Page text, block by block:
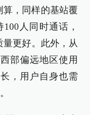
算，同样的基站覆
人同时通话，
量更好。此外，从
部偏远地区使用
，用户自身也需